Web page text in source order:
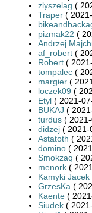
zlyszelag (
Traper (
pizmak22 (
Andrzej
af_robert (
Robert (
tompalec (
margier (
loczek09 (
Etyl ( 2021-
BUKAJ (
turdus (
didzej ( 2021-
Astatoth (
domino (
Smokzaq (
menork (
Kamyki Jacek
GrzesKa (
Kaente (
Siudek (